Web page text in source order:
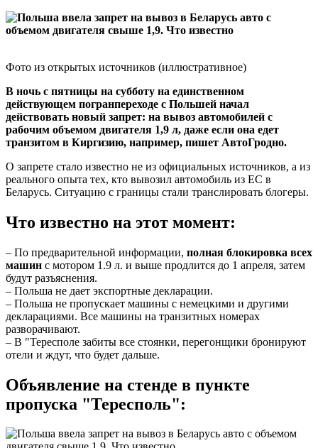
Фото из открытых источников (иллюстративное)
В ночь с пятницы на субботу на единственном
действующем погранпереходе с Польшей начал
действовать новый запрет: на вывоз автомобилей с
рабочим объемом двигателя 1,9 л, даже если она едет
транзитом в Киргизию, например, пишет АвтоГродно.
О запрете стало известно не из официальных источников, а из
реального опыта тех, кто вывозил автомобиль из ЕС в
Беларусь. Ситуацию с границы стали транслировать блогеры.
Что известно на этот момент:
– По предварительной информации, полная блокировка всех
машин с мотором 1.9 л. и выше продлится до 1 апреля, затем
будут разъяснения.
– Польша не дает экспортные декларации.
– Польша не пропускает машины с немецкими и другими
декларациями. Все машины на транзитных номерах
разворачивают.
– В "Тересполе забиты все стоянки, перегонщики бронируют
отели и ждут, что будет дальше.
Объявление на стенде в пункте
пропуска "Тересполь":